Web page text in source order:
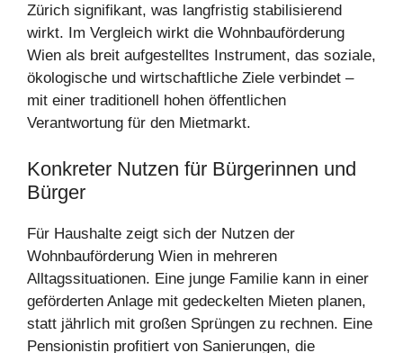
Zürich signifikant, was langfristig stabilisierend
wirkt. Im Vergleich wirkt die Wohnbauförderung
Wien als breit aufgestelltes Instrument, das soziale,
ökologische und wirtschaftliche Ziele verbindet –
mit einer traditionell hohen öffentlichen
Verantwortung für den Mietmarkt.
Konkreter Nutzen für Bürgerinnen und
Bürger
Für Haushalte zeigt sich der Nutzen der
Wohnbauförderung Wien in mehreren
Alltagssituationen. Eine junge Familie kann in einer
geförderten Anlage mit gedeckelten Mieten planen,
statt jährlich mit großen Sprüngen zu rechnen. Eine
Pensionistin profitiert von Sanierungen, die